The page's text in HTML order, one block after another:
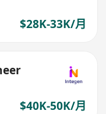
$28K-33K/月
$40K-50K/月